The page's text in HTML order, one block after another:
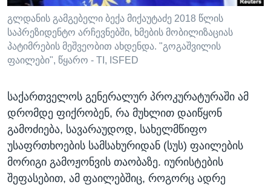
ᲙᲣᲚᲢᲣᲠᲐ
ᲒᲐᲚᲘᲚᲔᲝ
ᲓᲔᲖᲘᲜᲤᲝᲠᲛᲐᲪᲘᲐ
ენები
გლდანის გამგებელი ბექა მიქაუტაძე 2018 წლის
საპრეზიდენტო არჩევნებში, ხმების მობილიზაციას
პატიმრების მეშვეობით ახდენდა. "გოგაშვილის
ფაილები", წყარო - TI, ISFED
საქართველოს გენერალურ პროკურატურაში ამ
დრომდე ფიქრობენ, რა მუხლით დაიწყონ
გამოძიება, სავარაუდოდ, სახელმწიფო
უსაფრთხოების სამსახურიდან (სუს) ფაილების
მორიგი გამოჟონვის თაობაზე. იურისტების
შეფასებით, ამ ფაილებშიც, როგორც ადრე